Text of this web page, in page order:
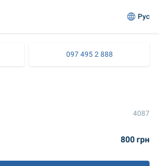
Рус
097 495 2 888
4087
800 грн